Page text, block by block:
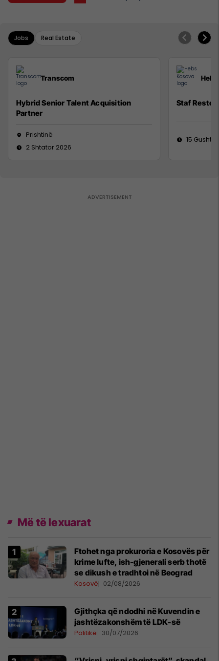
Jobs Real Estate
Transcom
Hybrid Senior Talent Acquisition
Partner
Prishtinë
2 Shtator 2026
Staf
15 Gusht
Më të lexuarat
Ftohet nga prokuroria e Kosovës për
krime lufte, ish-gjenerali serb thotë
se dikush e tradhtoi në Beograd
Kosovë 02/08/2026
Gjithçka që ndodhi në Kuvendin e
jashtëzakonshëm të LDK-së
Politikë 30/07/2026